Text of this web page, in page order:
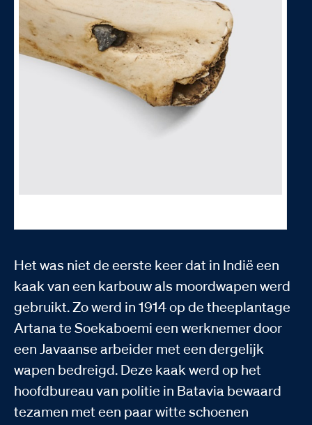
Het was niet de eerste keer dat in Indië een
kaak van een karbouw als moordwapen werd
gebruikt. Zo werd in 1914 op de theeplantage
Artana te Soekaboemi een werknemer door
een Javaanse arbeider met een dergelijk
wapen bedreigd. Deze kaak werd op het
hoofdbureau van politie in Batavia bewaard
tezamen met een paar witte schoenen